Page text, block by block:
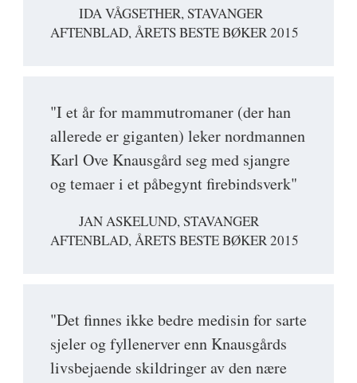
IDA VÅGSETHER, STAVANGER
AFTENBLAD, ÅRETS BESTE BØKER 2015
"I et år for mammutromaner (der han
allerede er giganten) leker nordmannen
Karl Ove Knausgård seg med sjangre
og temaer i et påbegynt firebindsverk"
JAN ASKELUND, STAVANGER
AFTENBLAD, ÅRETS BESTE BØKER 2015
"Det finnes ikke bedre medisin for sarte
sjeler og fyllenerver enn Knausgårds
livsbejaende skildringer av den nære